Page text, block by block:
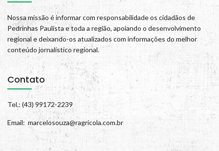
Nossa missão é informar com responsabilidade os cidadãos de
Pedrinhas Paulista e toda a região, apoiando o desenvolvimento
regional e deixando-os atualizados com informações do melhor
conteúdo jornalístico regional.
Contato
Tel.: (43) 99172-2239
Email: marcelosouza@ragricola.com.br